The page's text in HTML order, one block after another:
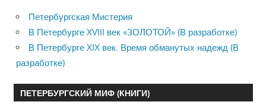
Петербургская Мистерия
В Петербурге XVIII век «ЗОЛОТОЙ» (В разработке)
В Петербурге XIX век. Время обманутых надежд (В
разработке)
ПЕТЕРБУРГСКИЙ МИФ (КНИГИ)